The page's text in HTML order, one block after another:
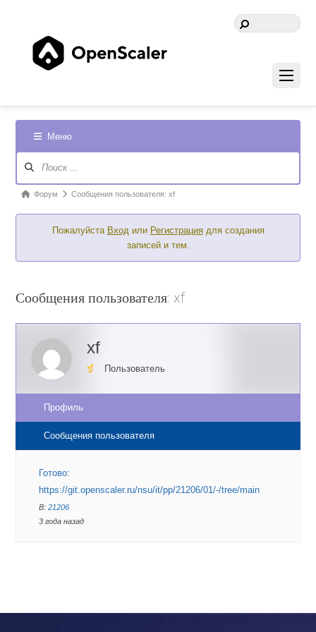
Меню
Форума
ФорумФорум Сообщения пользователя: xf
Пожалуйста Входили Регистрациядля создания
записей и тем.
Сообщения пользователя: xf
xf
Пользователь
Профиль
Сообщения пользователя
Готово:
https://git.openscaler.ru/nsu/it/pp/21206/01/-/tree/main
В:21206
3 года назад